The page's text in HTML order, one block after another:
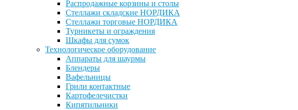
Распродажные корзины и столы
Стеллажи складские НОРДИКА
Стеллажи торговые НОРДИКА
Турникеты и ограждения
Шкафы для сумок
Технологическое оборудование
Аппараты для шаурмы
Блендеры
Вафельницы
Грили контактные
Картофелечистки
Кипятильники